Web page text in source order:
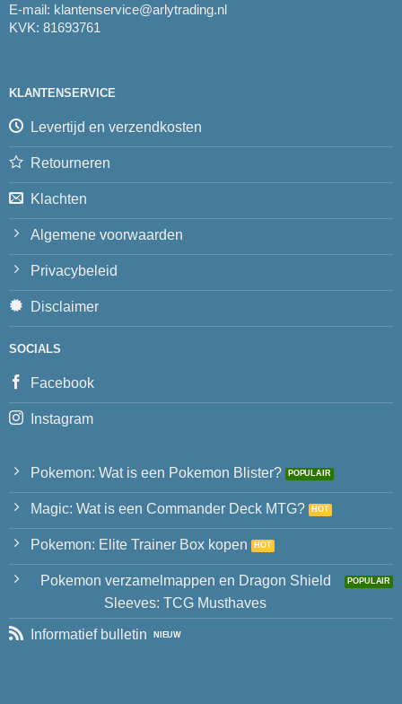
E-mail: klantenservice@arlytrading.nl
KVK: 81693761
KLANTENSERVICE
Levertijd en verzendkosten
Retourneren
Klachten
Algemene voorwaarden
Privacybeleid
Disclaimer
SOCIALS
Facebook
Instagram
Pokemon: Wat is een Pokemon Blister?
Magic: Wat is een Commander Deck MTG?
Pokemon: Elite Trainer Box kopen
Pokemon verzamelmappen en Dragon Shield
Sleeves: TCG Musthaves
Informatief bulletin